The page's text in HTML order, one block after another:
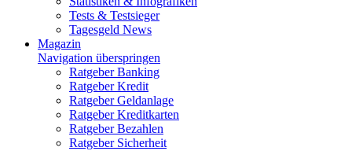
Tests & Testsieger
Tagesgeld News
Magazin
Navigation überspringen
Ratgeber Banking
Ratgeber Kredit
Ratgeber Geldanlage
Ratgeber Kreditkarten
Ratgeber Bezahlen
Ratgeber Sicherheit